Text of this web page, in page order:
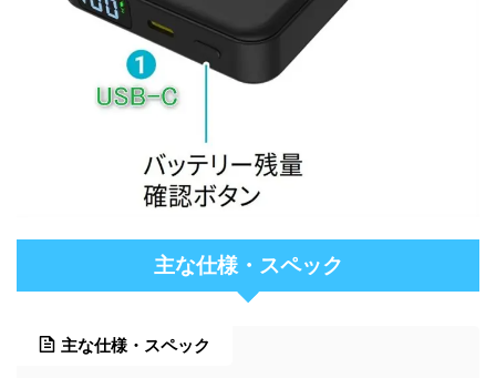
主な仕様・スペック
主な仕様・スペック